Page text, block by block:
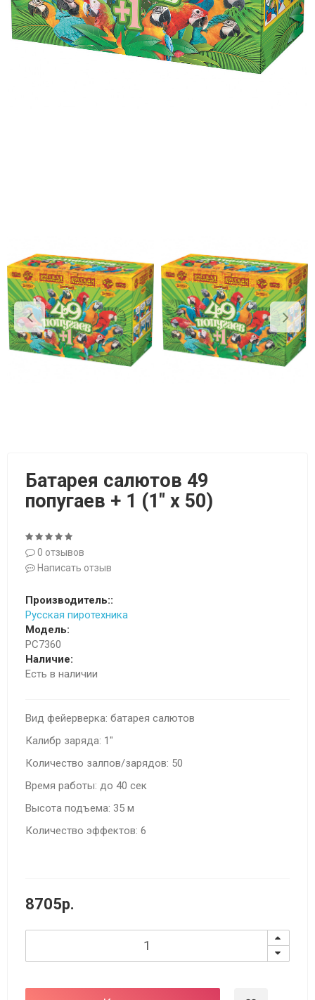
Батарея салютов 49
попугаев + 1 (1" х 50)
0 отзывов
Написать отзыв
Производитель::
Русская пиротехника
Модель:
РС7360
Наличие:
Есть в наличии
Вид фейерверка: батарея салютов
Калибр заряда: 1"
Количество залпов/зарядов: 50
Время работы: до 40 сек
Высота подъема: 35 м
Количество эффектов: 6
8705р.